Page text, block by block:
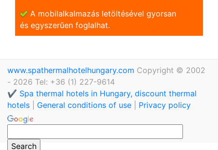
A mobilalkalmazás letöltésével gyorsan
és egyszerũen foglalhat.
www.spathermalhotelhungary.com Copyright © 2002
- 2026 Tel: +36 (1) 227-9614
✔️ Spa thermal hotels in Hungary, discount thermal
hotels
General conditions of use Privacy policy